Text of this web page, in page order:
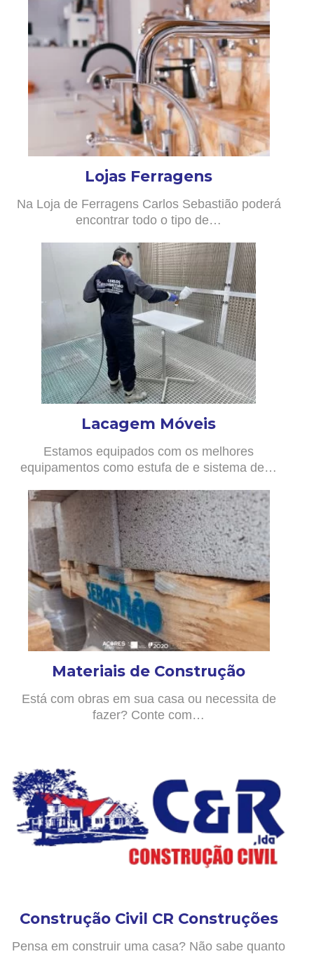
Lojas Ferragens
Na Loja de Ferragens Carlos Sebastião poderá
encontrar todo o tipo de…
Lacagem Móveis
Estamos equipados com os melhores
equipamentos como estufa de e sistema de…
Materiais de Construção
Está com obras em sua casa ou necessita de
fazer? Conte com…
Construção Civil CR Construções
Pensa em construir uma casa? Não sabe quanto